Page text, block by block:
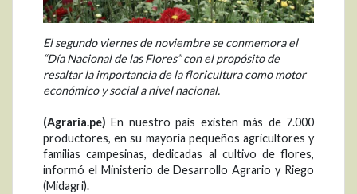
El segundo viernes de noviembre se conmemora el
“Día Nacional de las Flores” con el propósito de
resaltar la importancia de la floricultura como motor
económico y social a nivel nacional.
(Agraria.pe) En nuestro país existen más de 7.000
productores, en su mayoría pequeños agricultores y
familias campesinas, dedicadas al cultivo de flores,
informó el Ministerio de Desarrollo Agrario y Riego
(Midagri).